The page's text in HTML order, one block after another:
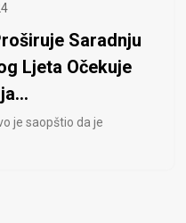
Saradnju
Ljeta Očekuje
je saopštio da je